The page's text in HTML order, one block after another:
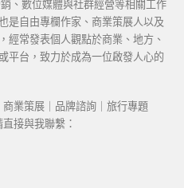
、數位媒體與社群經營等相關工作
是自由專欄作家、商業策展人以及
經常發表個人觀點於商業、地方、
平台，致力於成為一位啟發人心的
業策展｜品牌諮詢｜旅行專題
接與我聯繫：